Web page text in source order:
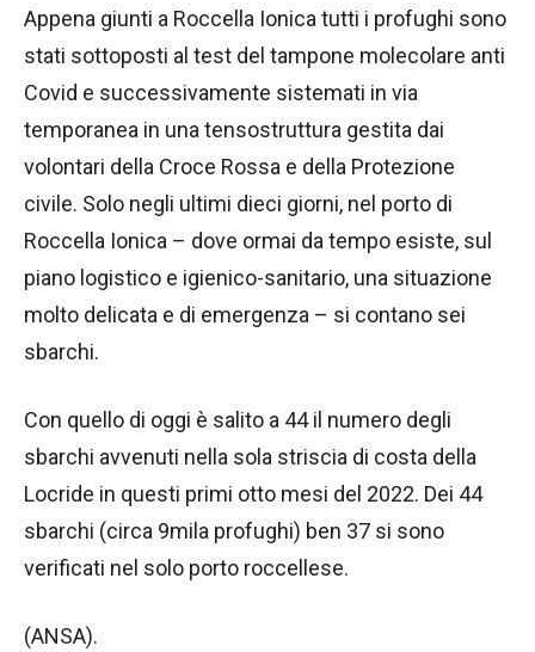
Appena giunti a Roccella Ionica tutti i profughi sono
stati sottoposti al test del tampone molecolare anti
Covid e successivamente sistemati in via
temporanea in una tensostruttura gestita dai
volontari della Croce Rossa e della Protezione
civile. Solo negli ultimi dieci giorni, nel porto di
Roccella Ionica – dove ormai da tempo esiste, sul
piano logistico e igienico-sanitario, una situazione
molto delicata e di emergenza – si contano sei
sbarchi.
Con quello di oggi è salito a 44 il numero degli
sbarchi avvenuti nella sola striscia di costa della
Locride in questi primi otto mesi del 2022. Dei 44
sbarchi (circa 9mila profughi) ben 37 si sono
verificati nel solo porto roccellese.
(ANSA).